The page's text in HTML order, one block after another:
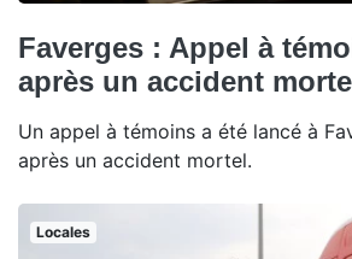
Faverges : Appel à
après un accident
Un appel à témoins a été lancé à
après un accident mortel.
Locales